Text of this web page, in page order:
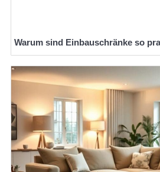
Warum sind Einbauschränke so